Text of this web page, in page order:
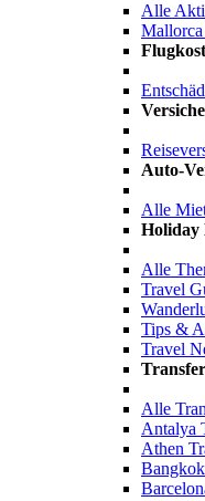
Alle
Auto-
Alle
Holiday
Alle
Travel
Tips &
Travel
Alle
Antalya
Athen